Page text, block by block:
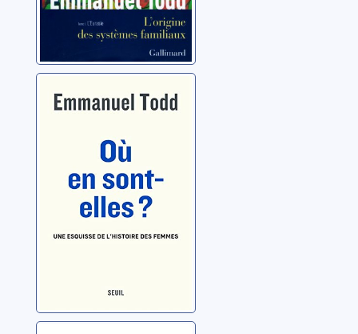
Où en sont-elles
?: une esquisse
de l'histoire des
femmes
Todd, Emmanuel